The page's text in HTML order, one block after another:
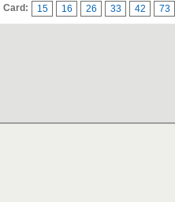
Card:
15 16 26 33 42 73